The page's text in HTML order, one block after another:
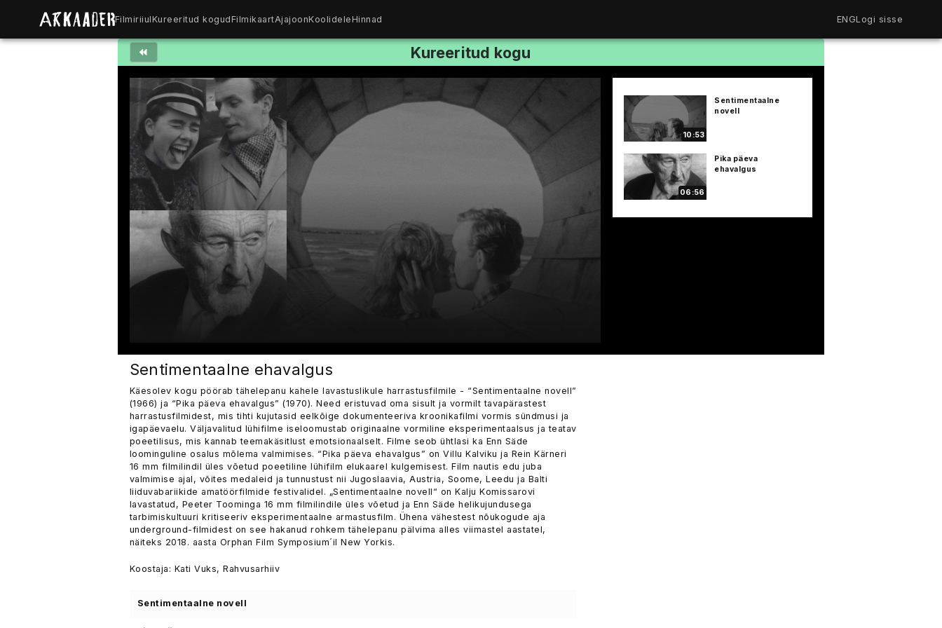
FilmiriiulKureeritud kogudFilmikaartAjajoonKoolideleHinnad ENGLogi sisse
Kureeritud kogu
Sentimentaalne ehavalgus
Käesolev kogu pöörab tähelepanu kahele lavastuslikule harrastusfilmile - “Sentimentaalne novell”
(1966) ja “Pika päeva ehavalgus” (1970). Need eristuvad oma sisult ja vormilt tavapärastest
harrastusfilmidest, mis tihti kujutasid eelkõige dokumenteeriva kroonikafilmi vormis sündmusi ja
igapäevaelu. Väljavalitud lühifilme iseloomustab originaalne vormiline eksperimentaalsus ja teatav
poeetilisus, mis kannab teemakäsitlust emotsionaalselt. Filme seob ühtlasi ka Enn Säde
loominguline osalus mõlema valmimises. “Pika päeva ehavalgus” on Villu Kalviku ja Rein Kärneri
16 mm filmilindil üles võetud poeetiline lühifilm elukaarel kulgemisest. Film nautis edu juba
valmimise ajal, võites medaleid ja tunnustust nii Jugoslaavia, Austria, Soome, Leedu ja Balti
liiduvabariikide amatöörfilmide festivalidel. „Sentimentaalne novell“ on Kalju Komissarovi
lavastatud, Peeter Toominga 16 mm filmilindile üles võetud ja Enn Säde helikujundusega
tarbimiskultuuri kritiseeriv eksperimentaalne armastusfilm. Ühena vähestest nõukogude aja
underground-filmidest on see hakanud rohkem tähelepanu pälvima alles viimastel aastatel,
näiteks 2018. aasta Orphan Film Symposium´il New Yorkis.
Koostaja: Kati Vuks, Rahvusarhiiv
Sentimentaalne novell
10:53
Sentimentaalne
novell
06:56
Pika päeva
ehavalgus